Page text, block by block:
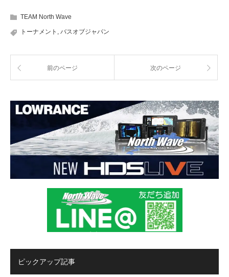
TEAM North Wave
トーナメント , バスオブジャパン
前のページ 次のページ
ピックアップ記事